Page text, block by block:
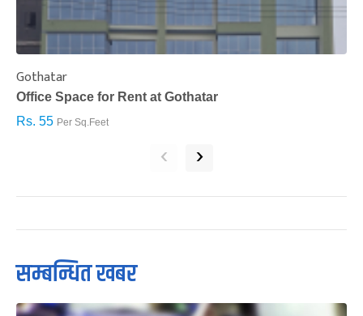
Gothatar
Office Space for Rent at Gothatar
Rs. 55 Per Sq.Feet
‹ ›
सम्बन्धित खबर